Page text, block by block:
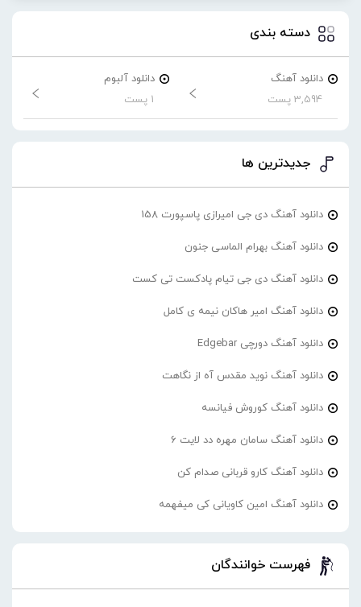
دسته بندی
دانلود آهنگ
3,594 پست
دانلود آلبوم
1 پست
جدیدترین ها
دانلود آهنگ دی جی امیرازی پاسپورت 158
دانلود آهنگ بهرام الماسی جنون
دانلود آهنگ دی جی تیام پادکست تی کست
دانلود آهنگ امیر هاکان نیمه ی کامل
دانلود آهنگ دورچی Edgebar
دانلود آهنگ نوید مقدس آه از نگاهت
دانلود آهنگ کوروش فیانسه
دانلود آهنگ سامان مهره دد لایت 6
دانلود آهنگ کارو قربانی صدام کن
دانلود آهنگ امین کاویانی کی میفهمه
فهرست خوانندگان